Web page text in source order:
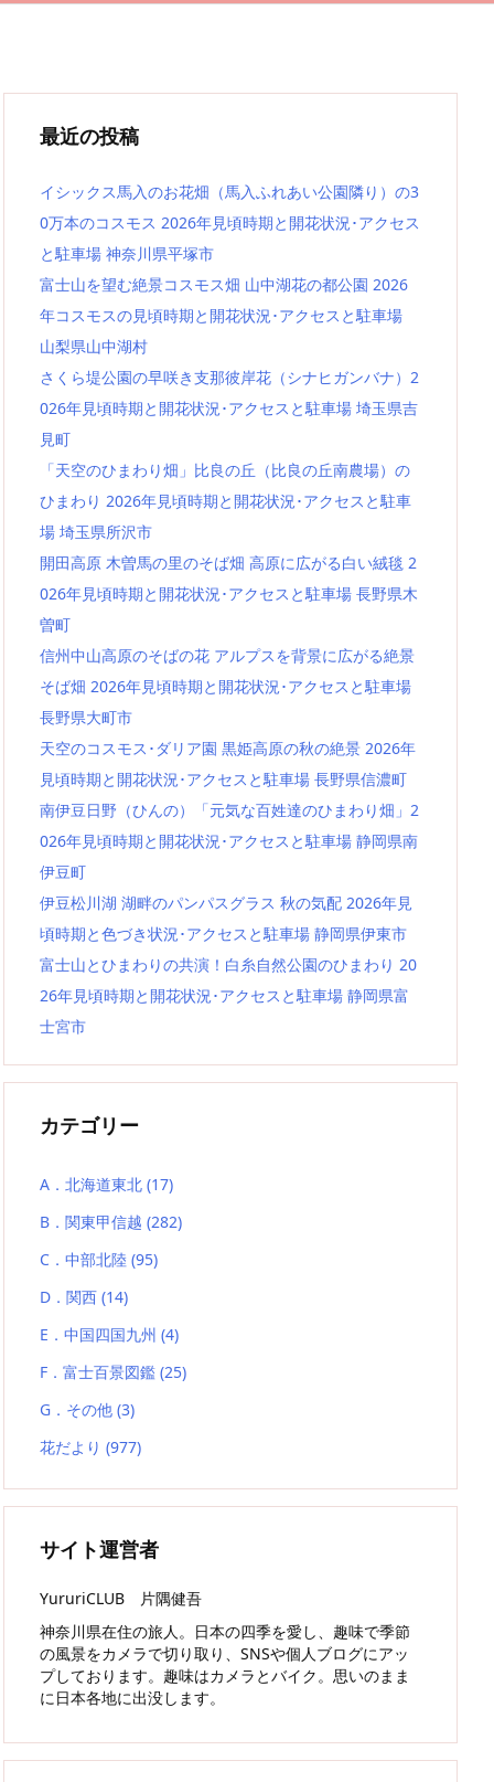
最近の投稿
イシックス馬入のお花畑（馬入ふれあい公園隣り）の3
0万本のコスモス 2026年見頃時期と開花状況･アクセス
と駐車場 神奈川県平塚市
富士山を望む絶景コスモス畑 山中湖花の都公園 2026
年コスモスの見頃時期と開花状況･アクセスと駐車場
山梨県山中湖村
さくら堤公園の早咲き支那彼岸花（シナヒガンバナ）2
026年見頃時期と開花状況･アクセスと駐車場 埼玉県吉
見町
「天空のひまわり畑」比良の丘（比良の丘南農場）の
ひまわり 2026年見頃時期と開花状況･アクセスと駐車
場 埼玉県所沢市
開田高原 木曽馬の里のそば畑 高原に広がる白い絨毯 2
026年見頃時期と開花状況･アクセスと駐車場 長野県木
曽町
信州中山高原のそばの花 アルプスを背景に広がる絶景
そば畑 2026年見頃時期と開花状況･アクセスと駐車場
長野県大町市
天空のコスモス･ダリア園 黒姫高原の秋の絶景 2026年
見頃時期と開花状況･アクセスと駐車場 長野県信濃町
南伊豆日野（ひんの）「元気な百姓達のひまわり畑」2
026年見頃時期と開花状況･アクセスと駐車場 静岡県南
伊豆町
伊豆松川湖 湖畔のパンパスグラス 秋の気配 2026年見
頃時期と色づき状況･アクセスと駐車場 静岡県伊東市
富士山とひまわりの共演！白糸自然公園のひまわり 20
26年見頃時期と開花状況･アクセスと駐車場 静岡県富
士宮市
カテゴリー
A．北海道東北 (17)
B．関東甲信越 (282)
C．中部北陸 (95)
D．関西 (14)
E．中国四国九州 (4)
F．富士百景図鑑 (25)
G．その他 (3)
花だより (977)
サイト運営者
YururiCLUB 片隅健吾
神奈川県在住の旅人。日本の四季を愛し、趣味で季節
の風景をカメラで切り取り、SNSや個人ブログにアッ
プしております。趣味はカメラとバイク。思いのまま
に日本各地に出没します。